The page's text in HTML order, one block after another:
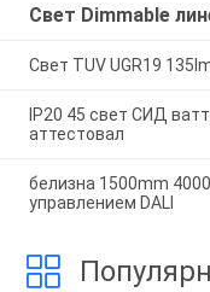
Свет Dimmable
Свет TUV UGR19
IP20 45 свет СИД
аттестовал
белизна 1500mm
управлением DALI